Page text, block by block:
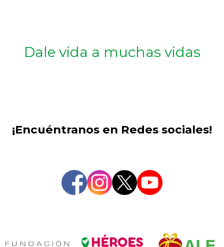
Dale vida a muchas vidas
¡Encuéntranos en Redes sociales!